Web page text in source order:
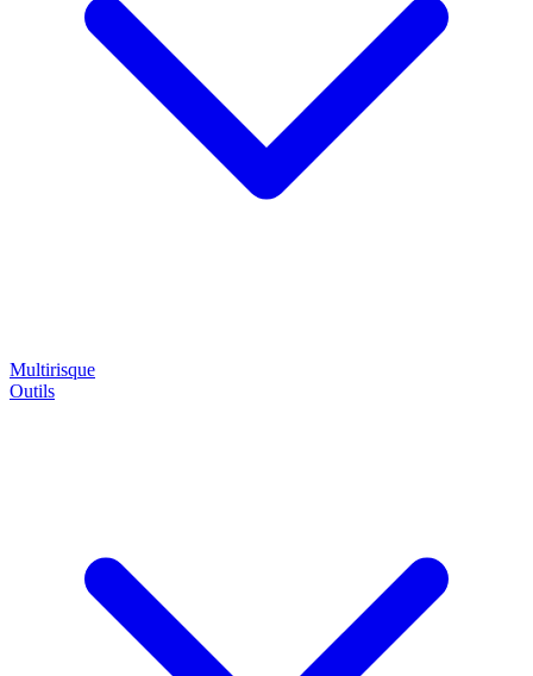
Multirisque
Outils